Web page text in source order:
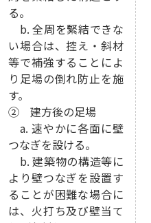
る。
b. 全周を緊結できな
い場合は、控え・斜材
等で補強することによ
り足場の倒れ防止を施
す。
② 建方後の足場
a. 速やかに各面に壁
つなぎを設ける。
b. 建築物の構造等に
より壁つなぎを設置す
ることが困難な場合に
は、火打ち及び壁当て